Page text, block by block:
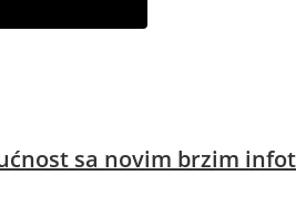
sa novim brzim